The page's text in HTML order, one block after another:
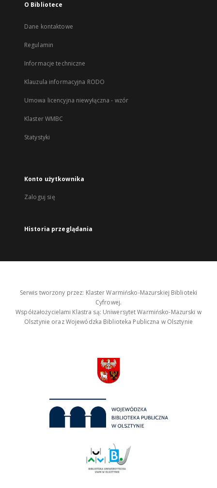
O Bibliotece
Dane kontaktowe
Regulamin
Informacje techniczne
Klauzula informacyjna RODO
Umowa licencyjna niewyłączna - wzór
Klaster WMBC
Statystyki
Konto użytkownika
Zaloguj się
Historia przeglądania
Serwis tworzony przez: Klaster Warmińsko-Mazurskiej Biblioteki
Cyfrowej.
Współzałożycielami Klastra są: Uniwersytet Warmińsko-Mazurski w
Olsztynie oraz Wojewódzka Biblioteka Publiczna w Olsztynie